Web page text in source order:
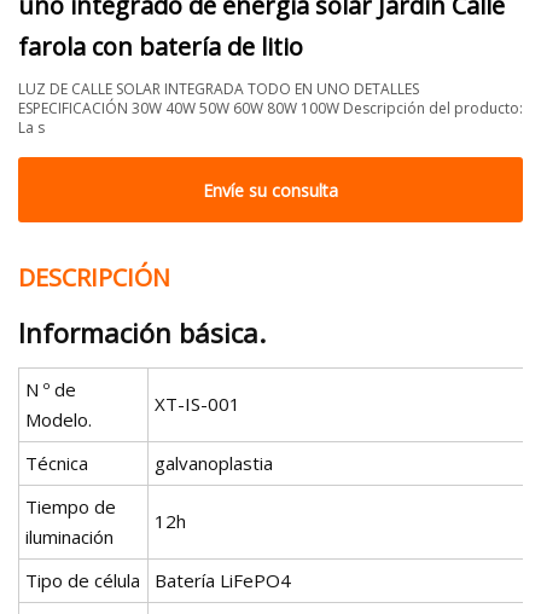
farola con batería de litio
LUZ DE CALLE SOLAR INTEGRADA TODO EN UNO DETALLES
ESPECIFICACIÓN 30W 40W 50W 60W 80W 100W Descripción del producto:
La s
Envíe su consulta
DESCRIPCIÓN
Información básica.
N º de
Modelo.
XT-IS-001
Técnica
galvanoplastia
Tiempo de
iluminación
12h
Tipo de célula
Batería LiFePO4